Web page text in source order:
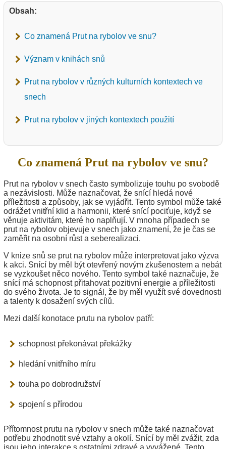
Obsah:
Co znamená Prut na rybolov ve snu?
Význam v knihách snů
Prut na rybolov v různých kulturních kontextech ve
snech
Prut na rybolov v jiných kontextech použití
Co znamená Prut na rybolov ve snu?
Prut na rybolov v snech často symbolizuje touhu po svobodě
a nezávislosti. Může naznačovat, že snící hledá nové
příležitosti a způsoby, jak se vyjádřit. Tento symbol může také
odrážet vnitřní klid a harmonii, které snící pociťuje, když se
věnuje aktivitám, které ho naplňují. V mnoha případech se
prut na rybolov objevuje v snech jako znamení, že je čas se
zaměřit na osobní růst a seberealizaci.
V knize snů se prut na rybolov může interpretovat jako výzva
k akci. Snící by měl být otevřený novým zkušenostem a nebát
se vyzkoušet něco nového. Tento symbol také naznačuje, že
snící má schopnost přitahovat pozitivní energie a příležitosti
do svého života. Je to signál, že by měl využít své dovednosti
a talenty k dosažení svých cílů.
Mezi další konotace prutu na rybolov patří:
schopnost překonávat překážky
hledání vnitřního míru
touha po dobrodružství
spojení s přírodou
Přítomnost prutu na rybolov v snech může také naznačovat
potřebu zhodnotit své vztahy a okolí. Snící by měl zvážit, zda
jsou jeho interakce s ostatními zdravé a vyvážené. Tento